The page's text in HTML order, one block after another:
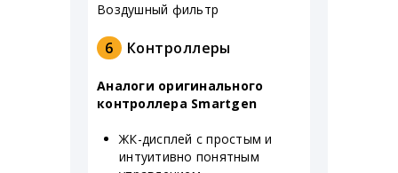
Воздушный фильтр
6 Контроллеры
Аналоги оригинального
контроллера Smartgen
ЖК-дисплей с простым и
интуитивно понятным